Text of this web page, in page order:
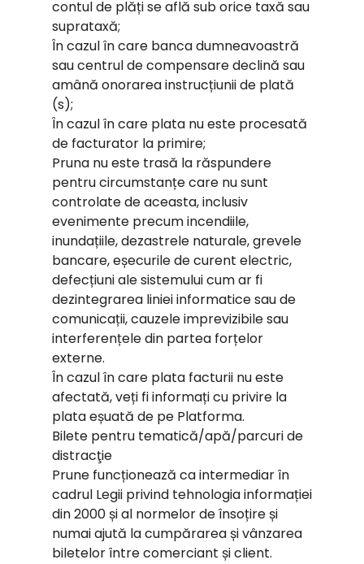
contul de plăți se află sub orice taxă sau
suprataxă;
În cazul în care banca dumneavoastră
sau centrul de compensare declină sau
amână onorarea instrucțiunii de plată
(s);
În cazul în care plata nu este procesată
de facturator la primire;
Pruna nu este trasă la răspundere
pentru circumstanțe care nu sunt
controlate de aceasta, inclusiv
evenimente precum incendiile,
inundațiile, dezastrele naturale, grevele
bancare, eșecurile de curent electric,
defecțiuni ale sistemului cum ar fi
dezintegrarea liniei informatice sau de
comunicații, cauzele imprevizibile sau
interferențele din partea forțelor
externe.
În cazul în care plata facturii nu este
afectată, veți fi informați cu privire la
plata eșuată de pe Platforma.
Bilete pentru tematică/apă/parcuri de
distracţie
Prune funcționează ca intermediar în
cadrul Legii privind tehnologia informației
din 2000 și al normelor de însoțire și
numai ajută la cumpărarea și vânzarea
biletelor între comerciant și client.